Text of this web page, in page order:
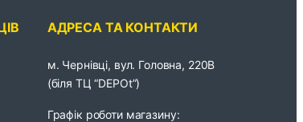
АДРЕСА ТА КОНТАКТИ
м. Чернівці, вул. Головна, 220В
(біля ТЦ “DEPOt”)
Графік роботи магазину: